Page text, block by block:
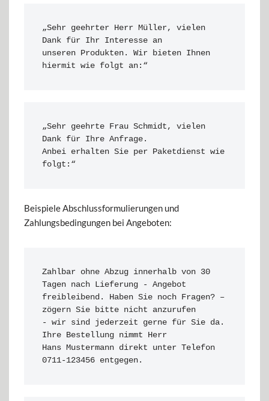
„Sehr geehrter Herr Müller, vielen
Dank für Ihr Interesse an
unseren Produkten. Wir bieten Ihnen
hiermit wie folgt an:“
„Sehr geehrte Frau Schmidt, vielen
Dank für Ihre Anfrage.
Anbei erhalten Sie per Paketdienst wie
folgt:“
Beispiele Abschlussformulierungen und
Zahlungsbedingungen bei Angeboten:
Zahlbar ohne Abzug innerhalb von 30
Tagen nach Lieferung - Angebot
freibleibend. Haben Sie noch Fragen? –
zögern Sie bitte nicht anzurufen
- wir sind jederzeit gerne für Sie da.
Ihre Bestellung nimmt Herr
Hans Mustermann direkt unter Telefon
0711-123456 entgegen.